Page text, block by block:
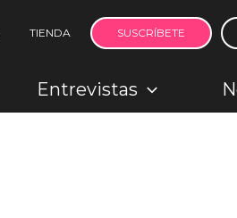
TIENDA SUSCRÍBETE
Entrevistas